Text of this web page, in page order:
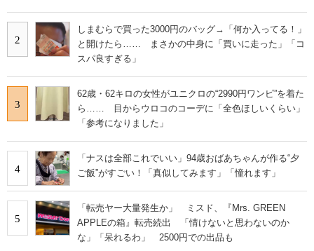
2
しまむらで買った3000円のバッグ→「何か入ってる！」
と開けたら…… まさかの中身に「買いに走った」「コ
スパ良すぎる」
3
62歳・62キロの女性がユニクロの“2990円ワンピ”を着た
ら…… 目からウロコのコーデに「全色ほしいくらい」
「参考になりました」
4
「ナスは全部これでいい」94歳おばあちゃんが作る“夕
ご飯”がすごい！「真似してみます」「憧れます」
5
「転売ヤー大量発生か」 ミスド、『Mrs. GREEN
APPLEの箱』転売続出 「情けないと思わないのか
な」「呆れるわ」 2500円での出品も